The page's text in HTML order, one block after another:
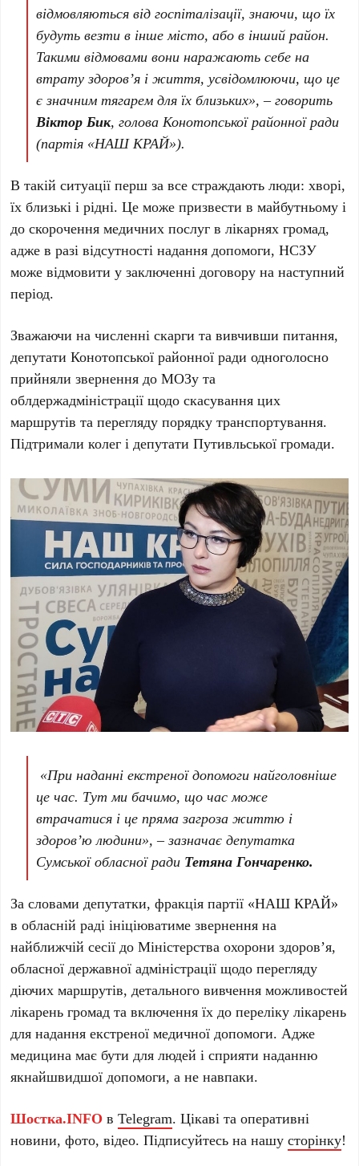
відмовляються від госпіталізації, знаючи, що їх
будуть везти в інше місто, або в інший район.
Такими відмовами вони наражають себе на
втрату здоров’я і життя, усвідомлюючи, що це
є значним тягарем для їх близьких», – говорить
Віктор Бик, голова Конотопської районної ради
(партія «НАШ КРАЙ»).
В такій ситуації перш за все страждають люди: хворі,
їх близькі і рідні. Це може призвести в майбутньому і
до скорочення медичних послуг в лікарнях громад,
адже в разі відсутності надання допомоги, НСЗУ
може відмовити у заключенні договору на наступний
період.
Зважаючи на численні скарги та вивчивши питання,
депутати Конотопської районної ради одноголосно
прийняли звернення до МОЗу та
облдержадміністрації щодо скасування цих
маршрутів та перегляду порядку транспортування.
Підтримали колег і депутати Путивльської громади.
«При наданні екстреної допомоги найголовніше
це час. Тут ми бачимо, що час може
втрачатися і це пряма загроза життю і
здоров’ю людини», – зазначає депутатка
Сумської обласної ради Тетяна Гончаренко.
За словами депутатки, фракція партії «НАШ КРАЙ»
в обласній раді ініціюватиме звернення на
найближчій сесії до Міністерства охорони здоров’я,
обласної державної адміністрації щодо перегляду
діючих маршрутів, детального вивчення можливостей
лікарень громад та включення їх до переліку лікарень
для надання екстреної медичної допомоги. Адже
медицина має бути для людей і сприяти наданню
якнайшвидшої допомоги, а не навпаки.
Шостка.INFO вTelegram. Цікаві та оперативні
новини, фото, відео. Підписуйтесь на нашусторінку!